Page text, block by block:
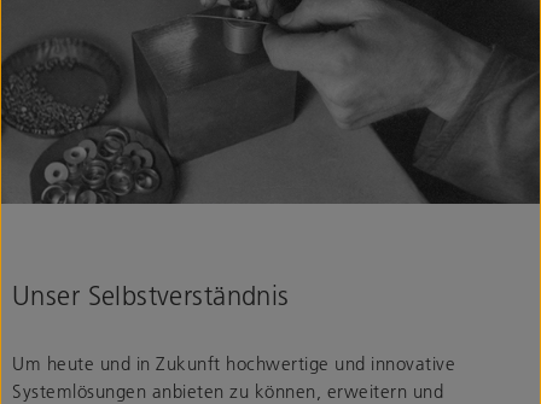
Unser Selbstverständnis
Um heute und in Zukunft hochwertige und innovative
Systemlösungen anbieten zu können, erweitern und